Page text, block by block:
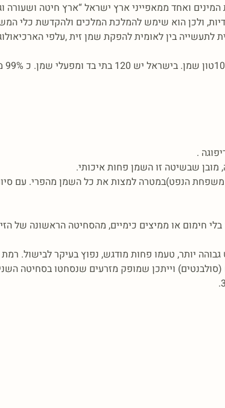
ואחד ממאפייני ארץ ישראל “ארץ חיטה ושעורה
ולכן הוא שימש להמלכת המלכים ולהקדשת כלי
בין לאומית להפקת שמן זית ,עלפי
.
הנפט)במטרה למצות את כל השמן מהפרי. עם
חימום או ממיצים כימיים, מהסחיטה הראשונה של
יותר, טעמו פחות מודגש, נפוץ בעיקר לבישול. רמת
וייתכן שמופק מזרעים שנסחטו בסחיטה